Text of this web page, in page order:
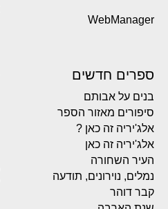
WebManager
ספרים חדשים
בנים על אבותם
סיפורים מאזור הספר
אלג'יריה זה כאן ?
אלג'יריה זה כאן
העיר השחורה
נמלים, נוירונים, תודעה
קבר דוהר